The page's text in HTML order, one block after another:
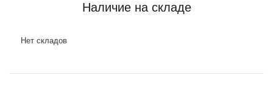
Наличие на складе
Нет складов